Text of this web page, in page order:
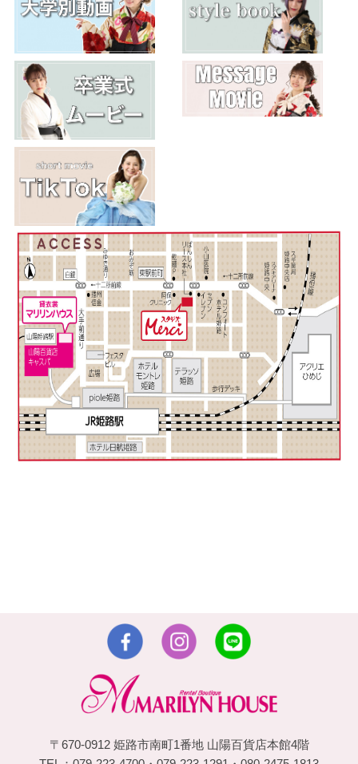
〒670-0912 姫路市南町1番地 山陽百貨店本館4階